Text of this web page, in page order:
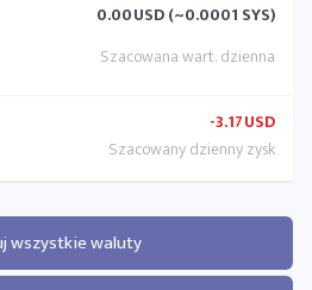
0.00USD (~0.0001 SYS)
-3.17USD
wszystkie waluty